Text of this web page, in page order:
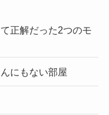
正解だった2つのモ
にもない部屋